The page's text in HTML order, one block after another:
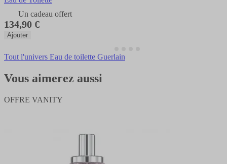
Un cadeau offert
134,90 €
Ajouter
Tout l'univers Eau de toilette Guerlain
Vous aimerez aussi
OFFRE VANITY